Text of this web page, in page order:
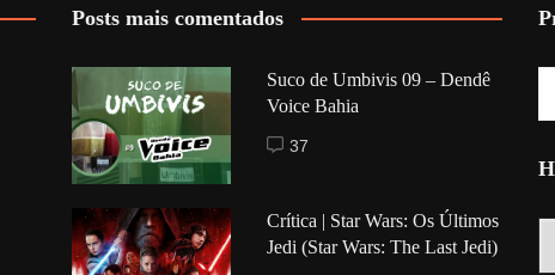
Posts mais comentados
Suco de Umbivis 09 – Dendê
Voice Bahia
37
Crítica | Star Wars: Os Últimos
Jedi (Star Wars: The Last Jedi)